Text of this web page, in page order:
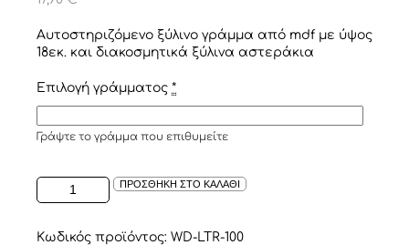
Αυτοστηριζόμενο ξύλινο γράμμα από mdf με ύψος
18εκ. και διακοσμητικά ξύλινα αστεράκια
Επιλογή γράμματος *
Γράψτε το γράμμα που επιθυμείτε
ΑΥΤΟΣΤΗΡΙΖΟΜΕΝΟ
ΞΥΛΙΝΟ
ΣΕ
ΠΡΟΣΘΗΚΗ ΣΤΟ ΚΑΛΑΘΙ
Κωδικός προϊόντος: WD-LTR-100